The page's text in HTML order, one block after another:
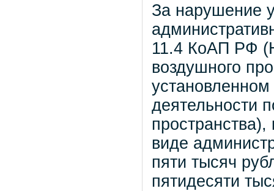
За нарушение
11.4 КоАП РФ
воздушного
деятельности
пространства),
виде
пяти тысяч
пятидесяти